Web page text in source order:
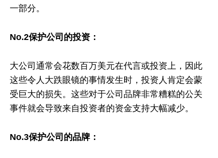
一部分。
No.2保护公司的投资：
大公司通常会花数百万美元在代言或投资上，因此
这些令人大跌眼镜的事情发生时，投资人肯定会蒙
受巨大的损失。这些对于公司品牌非常糟糕的公关
事件就会导致来自投资者的资金支持大幅减少。
No.3保护公司的品牌：